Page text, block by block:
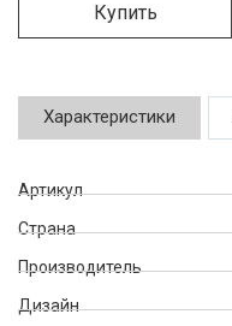
Купить
Характеристики
Артикул
Страна
Производитель
Дизайн